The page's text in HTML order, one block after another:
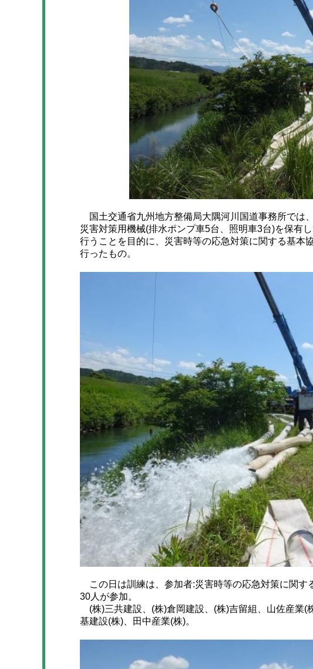
国土交通省九州地方整備局大隅河川国道事務所では
災害対策用機械(排水ポンプ車5台、照明車3台)を保有
行うことを目的に、災害時等の応急対策に関する基本
行ったもの。
この日は訓練は、参加者:災害時等の応急対策に関す
30人が参加。
(株)三共建設、(株)倉岡建設、(株)吉留組、山佐産業(
基建設(株)、田中産業(株)。